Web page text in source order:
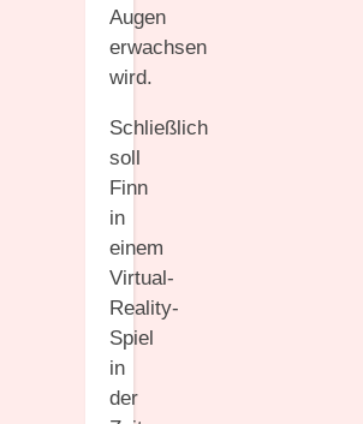
Augen
erwachsen
wird.
Schließlich
soll
Finn
in
einem
Virtual-
Reality-
Spiel
in
der